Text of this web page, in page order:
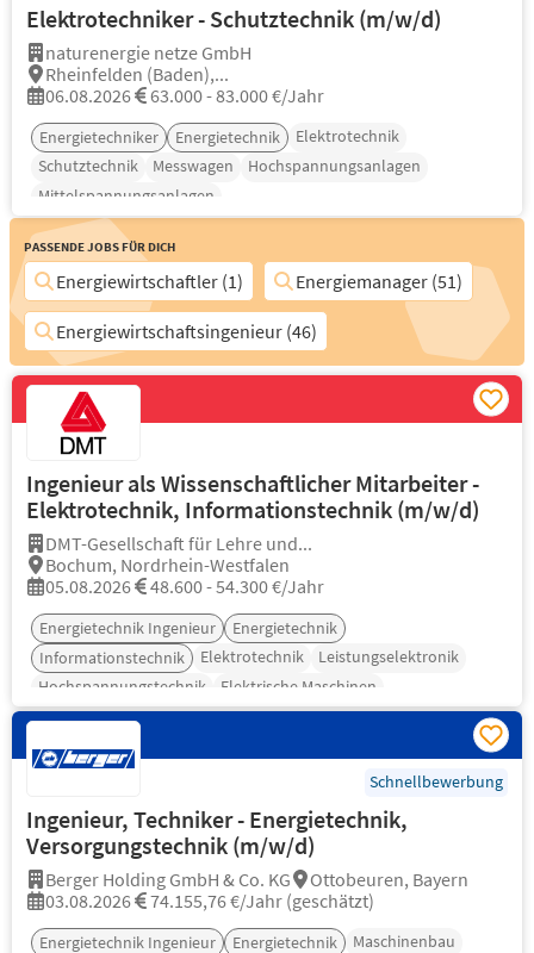
Elektrotechniker - Schutztechnik (m/w/d)
naturenergie netze GmbH
Rheinfelden (Baden),...
06.08.2026
63.000 - 83.000 €/Jahr
Energietechniker Energietechnik
Elektrotechnik
Schutztechnik
Messwagen
Hochspannungsanlagen
Mittelspannungsanlagen
Passende Jobs für Dich
Energiewirtschaftler (1)
Energiemanager (51)
Energiewirtschaftsingenieur (46)
Ingenieur als Wissenschaftlicher Mitarbeiter -
Elektrotechnik, Informationstechnik (m/w/d)
DMT-Gesellschaft für Lehre und...
Bochum, Nordrhein-Westfalen
05.08.2026
48.600 - 54.300 €/Jahr
Energietechnik Ingenieur
Energietechnik
Informationstechnik
Elektrotechnik
Leistungselektronik
Hochspannungstechnik
Elektrische Maschinen
Schnellbewerbung
Ingenieur, Techniker - Energietechnik,
Versorgungstechnik (m/w/d)
Berger Holding GmbH & Co. KG
Ottobeuren, Bayern
03.08.2026
74.155,76 €/Jahr (geschätzt)
Energietechnik Ingenieur Energietechnik Maschinenbau